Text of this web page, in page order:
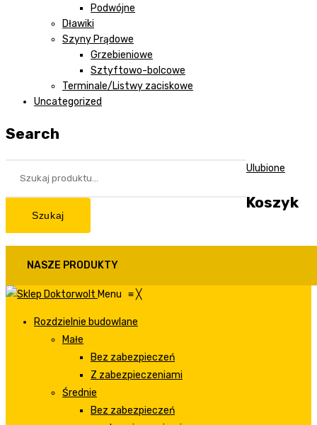
Podwójne
Dławiki
Szyny Prądowe
Grzebieniowe
Sztyftowo-bolcowe
Terminale/Listwy zaciskowe
Uncategorized
Search
Szukaj
Ulubione
Koszyk
NASZE PRODUKTY
Menu ≡╳
Rozdzielnie budowlane
Małe
Bez zabezpieczeń
Z zabezpieczeniami
Średnie
Bez zabezpieczeń